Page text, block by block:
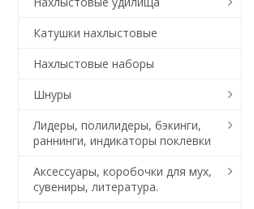
Катушки нахлыстовые
Нахлыстовые наборы
Шнуры
Лидеры, полилидеры, бэкинги,
раннинги, индикаторы поклевки
Аксессуары, коробочки для мух,
сувениры, литература.